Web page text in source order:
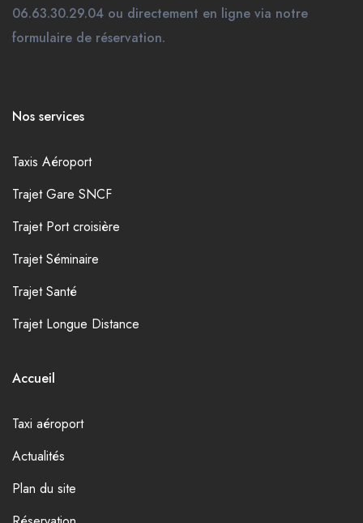
06.63.30.29.04 ou directement en ligne via notre
formulaire de réservation.
Nos services
Taxis Aéroport
Trajet Gare SNCF
Trajet Port croisière
Trajet Séminaire
Trajet Santé
Trajet Longue Distance
Accueil
Taxi aéroport
Actualités
Plan du site